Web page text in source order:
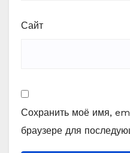
Сайт
Сохранить моё имя,
браузере для